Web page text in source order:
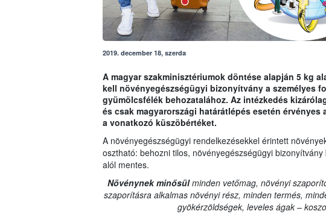
2019. december 18, szerda
A magyar szakminisztériumok döntése alapján 5 kg
kell növényegészségügyi bizonyítvány a személyes
gyümölcsfélék behozatalához. Az intézkedés
és csak magyarországi határátlépés esetén
a vonatkozó küszöbértéket.
A növényegészségügyi rendelkezésekkel érintett
osztható: behozni tilos, növényegészségügyi
alól mentes.
Növénynek minősülminden vetőmag, növényi
szaporításra alkalmas növényi rész, minden termés,
gyökérzöldségek, leveles ágak –